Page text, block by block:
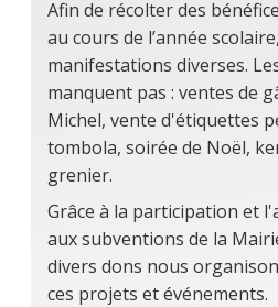
Afin de récolter des
au cours de l’année
manifestations diverses.
manquent pas : ventes de
Michel, vente d'étiquettes
tombola, soirée de Noël,
grenier.
Grâce à la participation et
aux subventions de la
divers dons nous
ces projets et événements.